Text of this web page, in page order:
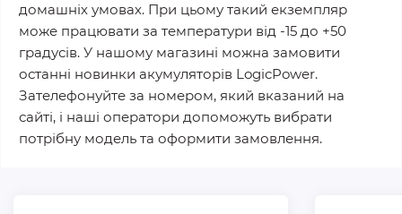
домашніх умовах. При цьому такий екземпляр
може працювати за температури від -15 до +50
градусів. У нашому магазині можна замовити
останні новинки акумуляторів LogicPower.
Зателефонуйте за номером, який вказаний на
сайті, і наші оператори допоможуть вибрати
потрібну модель та оформити замовлення.